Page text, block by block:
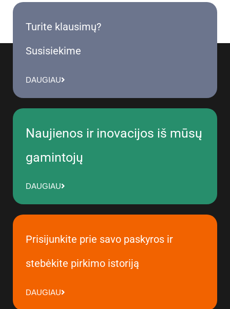
Turite klausimų?
Susisiekime
DAUGIAU
Naujienos ir inovacijos iš mūsų
gamintojų
DAUGIAU
Prisijunkite prie savo paskyros ir
stebėkite pirkimo istoriją
DAUGIAU